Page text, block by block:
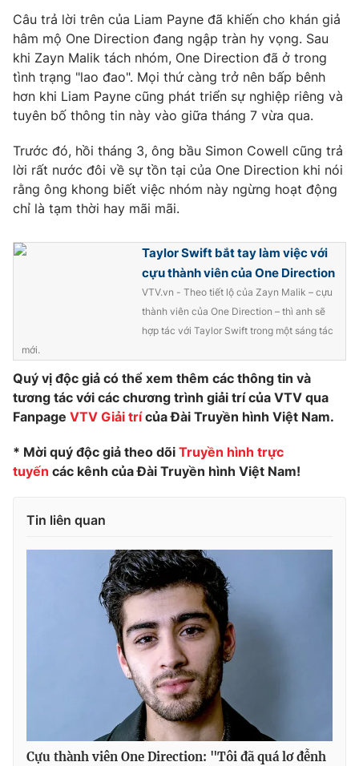
Góc doanh nghiệp
Truyền hình
Phim VTV
Hậu trường
Nhân vật
Khán giả
Giải sao mai
Giải trí
Điện ảnh
Sao
Đời sống
Du lịch
Làm đẹp
Chất lượng cuộc sống
Giáo dục
Tuyển sinh
Công nghệ
Hitech Công nghệ tương lai
Giao lưu trực tuyến
Chuyên mục khác
Emagazine Podcast
Video Shorts video
VTV Money
VTV Sức khoẻ Bất động sản
Thị trường 24h Tấm lòng Việt
Vươn mình bằng AI
VTV8
Liên hệ tòa soạn English
Câu trả lời trên của Liam Payne đã khiến cho khán giả
hâm mộ One Direction đang ngập tràn hy vọng. Sau
khi Zayn Malik tách nhóm, One Direction đã ở trong
tình trạng "lao đao". Mọi thứ càng trở nên bấp bênh
hơn khi Liam Payne cũng phát triển sự nghiệp riêng và
tuyên bố thông tin này vào giữa tháng 7 vừa qua.
Trước đó, hồi tháng 3, ông bầu Simon Cowell cũng trả
lời rất nước đôi về sự tồn tại của One Direction khi nói
rằng ông khong biết việc nhóm này ngừng hoạt động
chỉ là tạm thời hay mãi mãi.
Taylor Swift bắt tay làm việc với
cựu thành viên của One Direction
VTV.vn - Theo tiết lộ của Zayn Malik – cựu
thành viên của One Direction – thì anh sẽ
hợp tác với Taylor Swift trong một sáng tác
mới.
Quý vị độc giả có thể xem thêm các thông tin và
tương tác với các chương trình giải trí của VTV qua
Fanpage VTV Giải trícủa Đài Truyền hình Việt Nam.
* Mời quý độc giả theo dõi Truyền hình trực
tuyến các kênh của Đài Truyền hình Việt Nam!
Tin liên quan
Cựu thành viên One Direction: "Tôi đã quá lơ đễnh